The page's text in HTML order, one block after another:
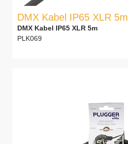
DMX Kabel IP65 XLR 5m
DMX Kabel IP65 XLR 5m
PLK069